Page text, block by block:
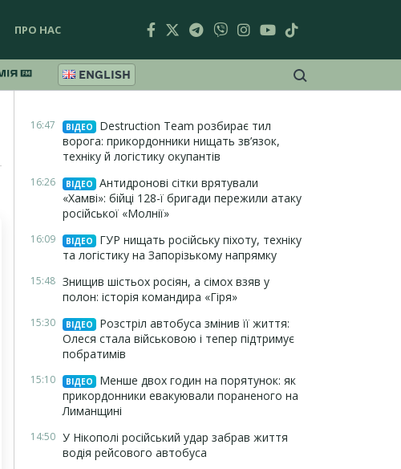
ПРО НАС
ENGLISH
16:47 ВІДЕО
Destruction Team розбирає тил
ворога: прикордонники нищать зв’язок,
техніку й логістику окупантів
16:26 ВІДЕО
Антидронові сітки врятували
«Хамві»: бійці 128-ї бригади пережили атаку
російської «Молнії»
16:09 ВІДЕО
ГУР нищать російську піхоту, техніку
та логістику на Запорізькому напрямку
15:48 Знищив шістьох росіян, а сімох взяв у
полон: історія командира «Гіря»
15:30 ВІДЕО
Розстріл автобуса змінив її життя:
Олеся стала військовою і тепер підтримує
побратимів
15:10 ВІДЕО
Менше двох годин на порятунок: як
прикордонники евакуювали пораненого на
Лиманщині
14:50 У Нікополі російський удар забрав життя
водія рейсового автобуса